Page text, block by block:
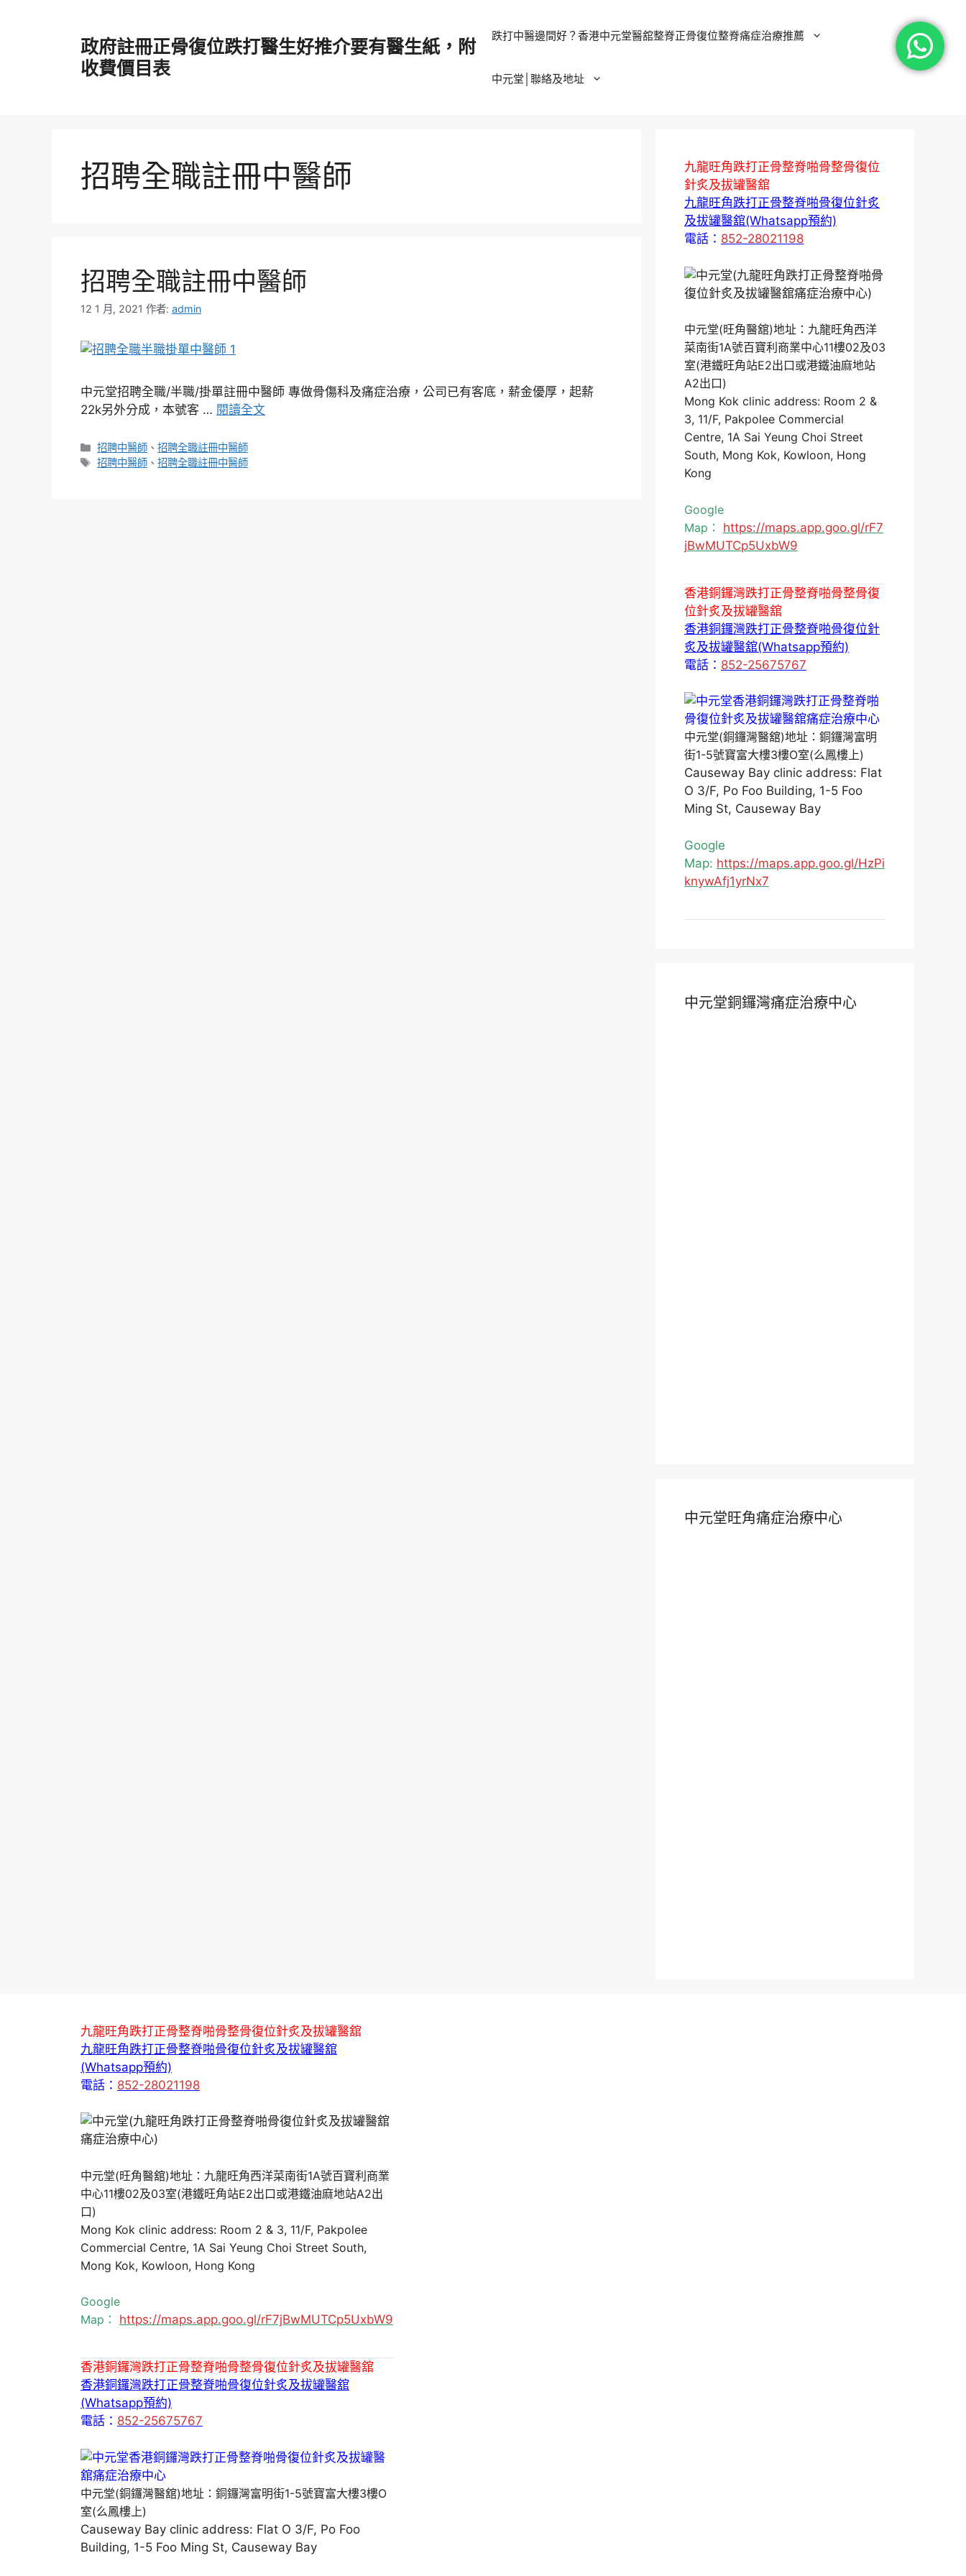
政府註冊正骨復位跌打醫生好推介要有醫生紙，附
收費價目表
跌打中醫邊間好？香港中元堂醫舘整脊正骨復位整脊痛症治療推薦
中元堂│聯絡及地址
招聘全職註冊中醫師
招聘全職註冊中醫師
12 1 月, 2021 作者: admin
中元堂招聘全職/半職/掛單註冊中醫師 專做骨傷科及痛症治療，公司已有客底，薪金優厚，起薪
22k另外分成，本號客 … 閱讀全文
分
類
招聘中醫師 、招聘全職註冊中醫師
標
招聘中醫師 、招聘全職註冊中醫師
九龍旺角跌打正骨整脊啪骨整骨復位
針炙及拔罐醫舘
九龍旺角跌打正骨整脊啪骨復位針炙
及拔罐醫舘(Whatsapp預約)
電話： 852-28021198
中元堂(旺角醫舘)地址：九龍旺角西洋
菜南街1A號百寶利商業中心11樓02及03
室(港鐵旺角站E2出口或港鐵油麻地站
A2出口)
Mong Kok clinic address: Room 2 &
3, 11/F, Pakpolee Commercial
Centre, 1A Sai Yeung Choi Street
South, Mong Kok, Kowloon, Hong
Kong
Google
Map： https://maps.app.goo.gl/rF7
jBwMUTCp5UxbW9
香港銅鑼灣跌打正骨整脊啪骨整骨復
位針炙及拔罐醫舘
香港銅鑼灣跌打正骨整脊啪骨復位針
炙及拔罐醫舘(Whatsapp預約)
電話： 852-25675767
中元堂(銅鑼灣醫舘)地址：銅鑼灣富明
街1-5號寶富大樓3樓O室(么鳳樓上)
Causeway Bay clinic address: Flat
O 3/F, Po Foo Building, 1-5 Foo
Ming St, Causeway Bay
Google
Map: https://maps.app.goo.gl/HzPi
knywAfj1yrNx7
中元堂銅鑼灣痛症治療中心
中元堂旺角痛症治療中心
九龍旺角跌打正骨整脊啪骨整骨復位針炙及拔罐醫舘
九龍旺角跌打正骨整脊啪骨復位針炙及拔罐醫舘
(Whatsapp預約)
電話： 852-28021198
中元堂(旺角醫舘)地址：九龍旺角西洋菜南街1A號百寶利商業
中心11樓02及03室(港鐵旺角站E2出口或港鐵油麻地站A2出
口)
Mong Kok clinic address: Room 2 & 3, 11/F, Pakpolee
Commercial Centre, 1A Sai Yeung Choi Street South,
Mong Kok, Kowloon, Hong Kong
Google
Map： https://maps.app.goo.gl/rF7jBwMUTCp5UxbW9
香港銅鑼灣跌打正骨整脊啪骨整骨復位針炙及拔罐醫舘
香港銅鑼灣跌打正骨整脊啪骨復位針炙及拔罐醫舘
(Whatsapp預約)
電話： 852-25675767
中元堂(銅鑼灣醫舘)地址：銅鑼灣富明街1-5號寶富大樓3樓O
室(么鳳樓上)
Causeway Bay clinic address: Flat O 3/F, Po Foo
Building, 1-5 Foo Ming St, Causeway Bay